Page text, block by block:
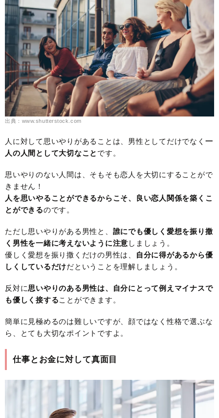
出典：www.shutterstock.com
人に対して思いやりがあることは、男性としてだけでなく 一
人の人間として大切なこと です。
思いやりのない人間は、そもそも恋人を大切にすることがで
きません！
人を思いやることができるからこそ、良い恋人関係を築くこ
とができるのです。
ただし思いやりがある男性と、 誰にでも優しく愛想を振り撒
く男性を一緒に考えないように注意 しましょう。
優しく愛想を振り撒くだけの男性は、
自分に得があるから優
しくしているだけだということを理解しましょう。
反対に思いやりのある男性は、自分にとって例えマイナスで
も優しく接することができます。
簡単に見極めるのは難しいですが、顔ではなく性格で選ぶな
ら、とても大切なポイントですよ。
仕事とお金に対して真面目